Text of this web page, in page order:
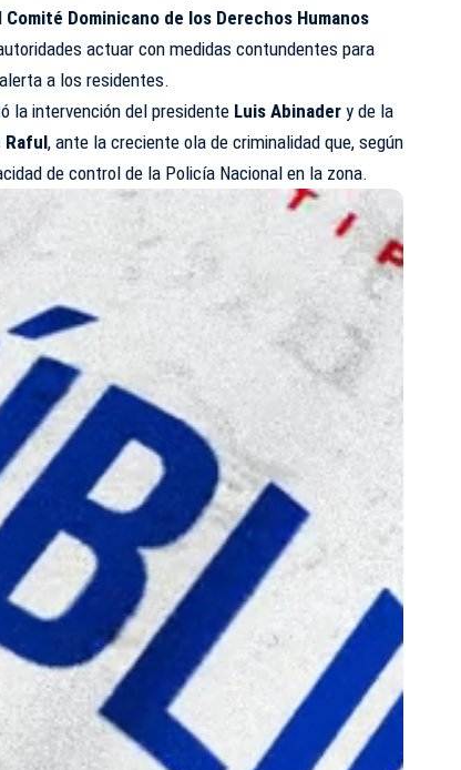
Comité Dominicano de los Derechos Humanos
actuar con medidas contundentes para
a los residentes.
la intervención delpresidente Luis Abinader y de la
Raful, ante la creciente ola de criminalidad que, según
de control de la Policía Nacional en la zona.